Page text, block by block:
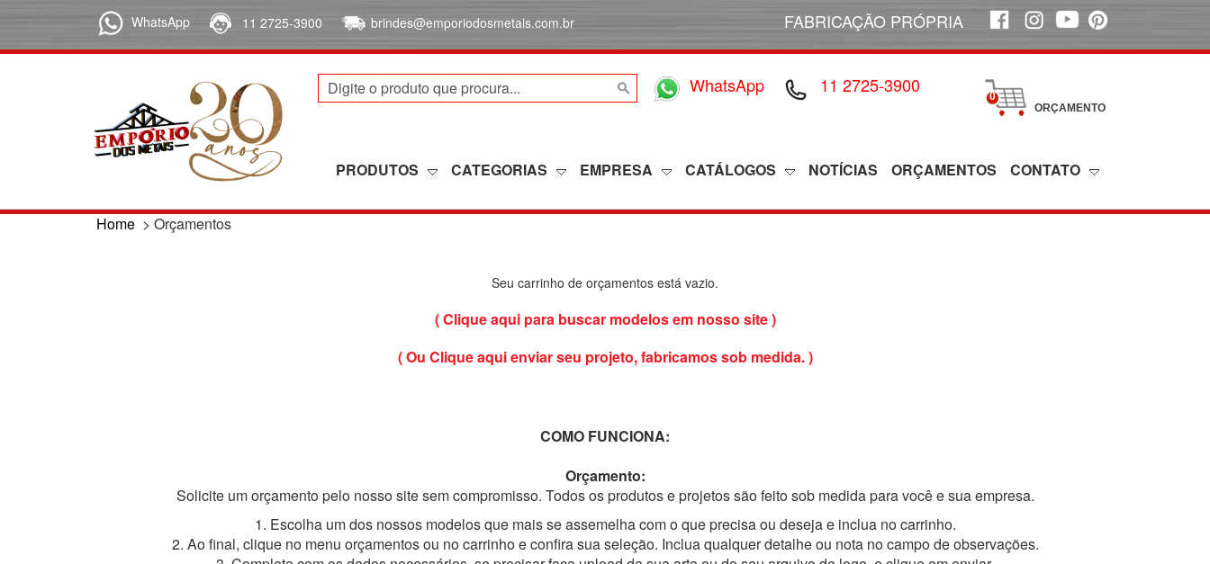
WhatsApp 11 2725-3900 brindes@emporiodosmetais.com.br FABRICAÇÃO PRÓPRIA
0
ORÇAMENTO
WhatsApp 11 2725-3900
PRODUTOS CATEGORIAS EMPRESA CATÁLOGOS NOTÍCIAS ORÇAMENTOS CONTATO
Home > Orçamentos
Seu carrinho de orçamentos está vazio.
( Clique aqui para buscar modelos em nosso site )
( Ou Clique aqui enviar seu projeto, fabricamos sob medida. )
COMO FUNCIONA:
Orçamento:
Solicite um orçamento pelo nosso site sem compromisso. Todos os produtos e projetos são feito sob medida para você e sua empresa.
1. Escolha um dos nossos modelos que mais se assemelha com o que precisa ou deseja e inclua no carrinho.
2. Ao final, clique no menu orçamentos ou no carrinho e confira sua seleção. Inclua qualquer detalhe ou nota no campo de observações.